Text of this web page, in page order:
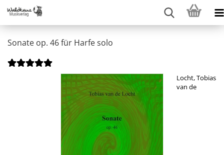
Sonate op. 46 für Harfe solo
Locht, Tobias
van de